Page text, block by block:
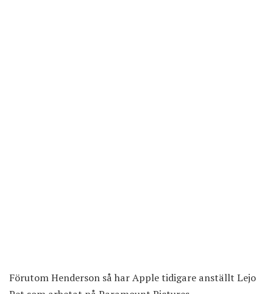
Förutom Henderson så har Apple tidigare anställt Lejo